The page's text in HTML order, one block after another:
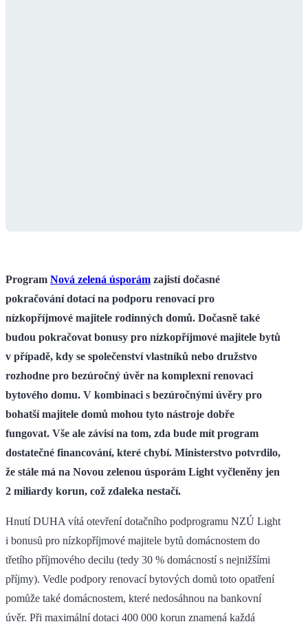
Program Nová zelená úsporám zajistí dočasné
pokračování dotací na podporu renovací pro
nízkopříjmové majitele rodinných domů. Dočasně také
budou pokračovat bonusy pro nízkopříjmové majitele bytů
v případě, kdy se společenství vlastníků nebo družstvo
rozhodne pro bezúročný úvěr na komplexní renovaci
bytového domu. V kombinaci s bezúročnými úvěry pro
bohatší majitele domů mohou tyto nástroje dobře
fungovat. Vše ale závisí na tom, zda bude mít program
dostatečné financování, které chybí. Ministerstvo potvrdilo,
že stále má na Novou zelenou úsporám Light vyčleněny jen
2 miliardy korun, což zdaleka nestačí.
Hnutí DUHA vítá otevření dotačního podprogramu NZÚ Light
i bonusů pro nízkopříjmové majitele bytů domácnostem do
třetího příjmového decilu (tedy 30 % domácností s nejnižšími
příjmy). Vedle podpory renovací bytových domů toto opatření
pomůže také domácnostem, které nedosáhnou na bankovní
úvěr. Při maximální dotaci 400 000 korun znamená každá